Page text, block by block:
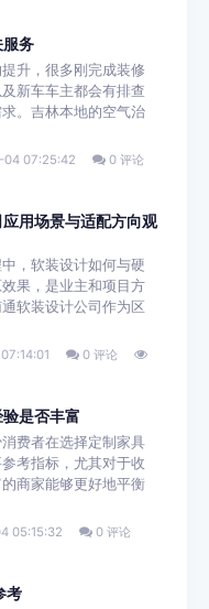
服务
升，很多刚完成装修
新车车主都会有排查
。吉林本地的空气治
07:25:42
0 评论
用场景与适配方向观
，软装设计如何与硬
果，是业主和项目方
软装设计公司作为区
0 评论
是否丰富
费者在选择定制家具
考指标，尤其对于收
商家能够更好地平衡
05:15:32
0 评论
考